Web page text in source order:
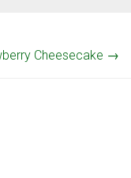
Cheesecake →